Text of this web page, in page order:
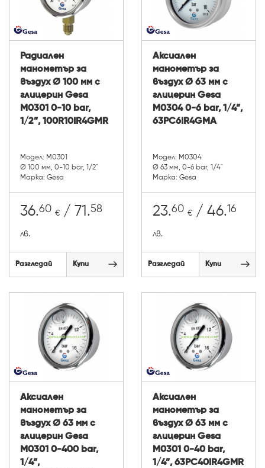
Радиален
манометър за
въздух Ø 100 мм с
глицерин Gesa
М0301 0-10 bar,
1/2”, 100R10IR4GMR
Модел: М0301
Ø 100 мм, 0-10 bar, 1/2"
Марка: Gesa
36.60 € / 71.58
лв.
Разгледай Купи
Аксиален
манометър за
въздух Ø 63 мм с
глицерин Gesa
М0304 0-6 bar, 1/4”,
63PC6IR4GMA
Модел: М0304
Ø 63 мм, 0-6 bar, 1/4"
Марка: Gesa
23.60 € / 46.16
лв.
Разгледай Купи
Аксиален
манометър за
въздух Ø 63 мм с
глицерин Gesa
М0301 0-400 bar,
1/4”,
Аксиален
манометър за
въздух Ø 63 мм с
глицерин Gesa
М0301 0-40 bar,
1/4”, 63PC40IR4GMR